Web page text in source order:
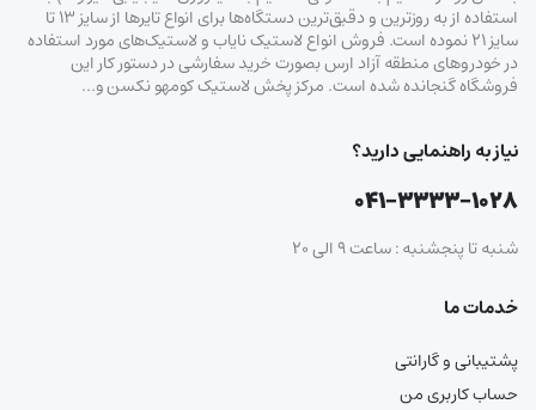
استفاده از به روزترین و دقیق‌ترین دستگاه‌ها برای انواع تایرها از سایز ۱۳ تا
سایز ۲۱ نموده است. فروش انواع لاستیک‌ نایاب و لاستیک‌های مورد استفاده
در خودروهای منطقه آزاد ارس بصورت خرید سفارشی در دستور کار این
فروشگاه گنجانده شده است. مرکز پخش لاستیک کومهو نکسن و…
نیاز به راهنمایی دارید؟
۰۴۱-۳۳۳۳-۱۰۲۸
شنبه تا پنجشنبه : ساعت ۹ الی ۲۰
خدمات ما
پشتیبانی و گارانتی
حساب کاربری من